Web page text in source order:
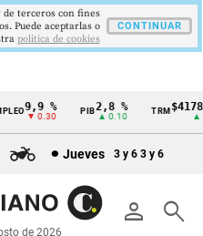
9,9 %
▼ 0.30
PIB2,8 %
▲ 0.10
TRM
▲
Jueves 3 y 6 3 y 6
person search
de 2026
terceros con fines
Puede aceptarlas o
politica de cookies
CONTINUAR